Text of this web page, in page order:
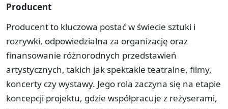
Producent
Producent to kluczowa postać w świecie sztuki i
rozrywki, odpowiedzialna za organizację oraz
finansowanie różnorodnych przedstawień
artystycznych, takich jak spektakle teatralne, filmy,
koncerty czy wystawy. Jego rola zaczyna się na etapie
koncepcji projektu, gdzie współpracuje z reżyserami,